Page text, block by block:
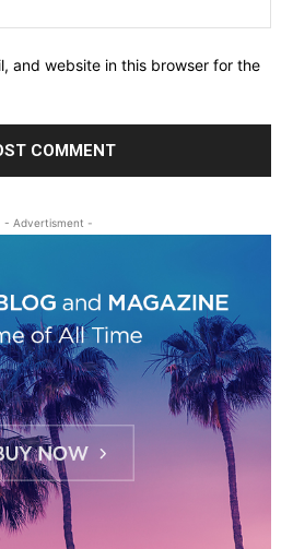
and website in this browser for the
- Advertisment -